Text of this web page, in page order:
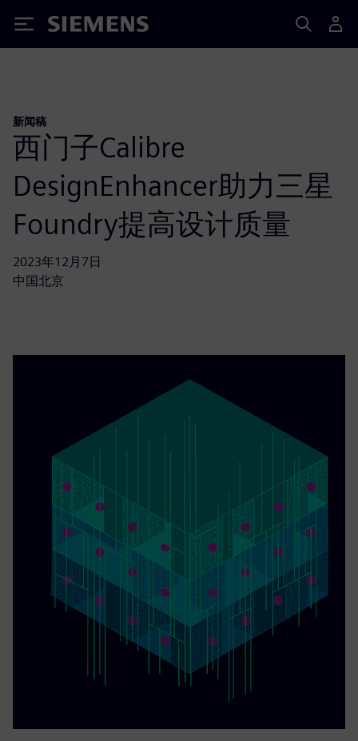
Siemens
新闻稿
西门子Calibre
DesignEnhancer助力三星
Foundry提高设计质量
2023年12月7日
中国北京